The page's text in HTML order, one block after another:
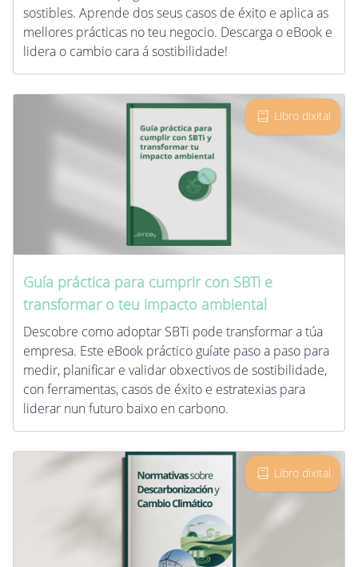
sostibles. Aprende dos seus casos de éxito e aplica as
mellores prácticas no teu negocio. Descarga o eBook e
lidera o cambio cara á sostibilidade!
Libro dixital
Guía práctica para cumprir con SBTi e
transformar o teu impacto ambiental
Descobre como adoptar SBTi pode transformar a túa
empresa. Este eBook práctico guíate paso a paso para
medir, planificar e validar obxectivos de sostibilidade,
con ferramentas, casos de éxito e estratexias para
liderar nun futuro baixo en carbono.
Libro dixital